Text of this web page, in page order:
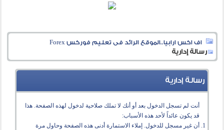
اف اكس ارابيا..الموقع الرائد فى تعليم فوركس Forex
رسالة إدارية
رسالة إدارية
أنت لم تسجل الدخول بعد أو أنك لا تملك صلاحية لدخول لهذه الصفحة. هذا
قد يكون عائداً لأحد هذه الأسباب:
أن غير مسجل للدخول. إملاء الاستمارة أدنى هذه الصفحة وحاول مرة